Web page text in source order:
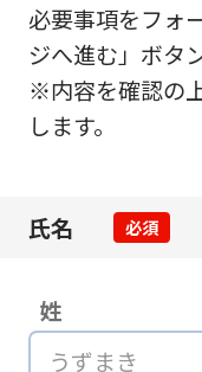
必要事項をフォ
ジへ進む」ボタ
※内容を確認の
します。
氏名 必須
姓